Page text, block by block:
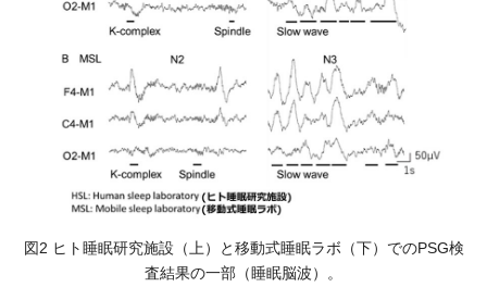
図2 ヒト睡眠研究施設（上）と移動式睡眠ラボ（下）でのPSG検
査結果の一部（睡眠脳波）。